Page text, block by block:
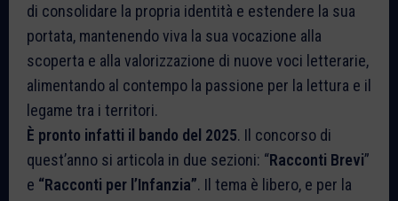
di consolidare la propria identità e estendere la sua
portata, mantenendo viva la sua vocazione alla
scoperta e alla valorizzazione di nuove voci letterarie,
alimentando al contempo la passione per la lettura e il
legame tra i territori.
È pronto infatti il bando del 2025. Il concorso di
quest’anno si articola in due sezioni: “Racconti Brevi”
e “Racconti per l’Infanzia”. Il tema è libero, e per la